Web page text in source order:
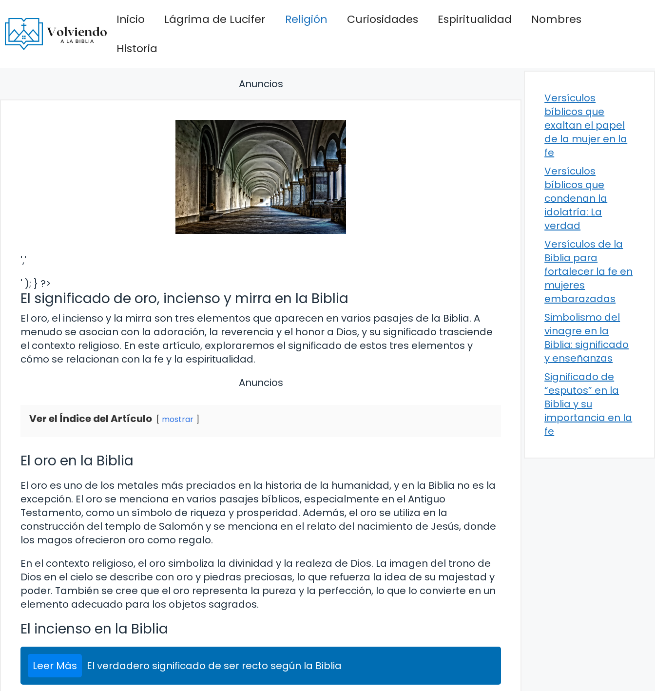
al
contenido
Inicio Lágrima de Lucifer Religión Curiosidades Espiritualidad
Nombres
Historia
Anuncios
','
' ); } ?>
El significado de oro, incienso y mirra en la Biblia
El oro, el incienso y la mirra son tres elementos que aparecen en varios pasajes de la Biblia. A
menudo se asocian con la adoración, la reverencia y el honor a Dios, y su significado trasciende
el contexto religioso. En este artículo, exploraremos el significado de estos tres elementos y
cómo se relacionan con la fe y la espiritualidad.
Anuncios
Ver el Índice del Artículo mostrar
El oro en la Biblia
El oro es uno de los metales más preciados en la historia de la humanidad, y en la Biblia no es la
excepción. El oro se menciona en varios pasajes bíblicos, especialmente en el Antiguo
Testamento, como un símbolo de riqueza y prosperidad. Además, el oro se utiliza en la
construcción del templo de Salomón y se menciona en el relato del nacimiento de Jesús, donde
los magos ofrecieron oro como regalo.
En el contexto religioso, el oro simboliza la divinidad y la realeza de Dios. La imagen del trono de
Dios en el cielo se describe con oro y piedras preciosas, lo que refuerza la idea de su majestad y
poder. También se cree que el oro representa la pureza y la perfección, lo que lo convierte en un
elemento adecuado para los objetos sagrados.
El incienso en la Biblia
Leer Más El verdadero significado de ser recto según la Biblia
Versículos
bíblicos que
exaltan el papel
de la mujer en la
fe
Versículos
bíblicos que
condenan la
idolatría: La
verdad
Versículos de la
Biblia para
fortalecer la fe en
mujeres
embarazadas
Simbolismo del
vinagre en la
Biblia: significado
y enseñanzas
Significado de
“esputos” en la
Biblia y su
importancia en la
fe